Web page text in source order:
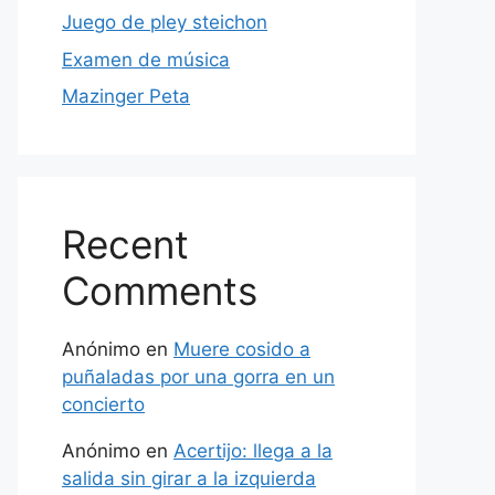
Juego de pley steichon
Examen de música
Mazinger Peta
Recent
Comments
Anónimo en Muere cosido a
puñaladas por una gorra en un
concierto
Anónimo en Acertijo: llega a la
salida sin girar a la izquierda